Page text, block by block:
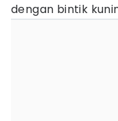
dengan bintik